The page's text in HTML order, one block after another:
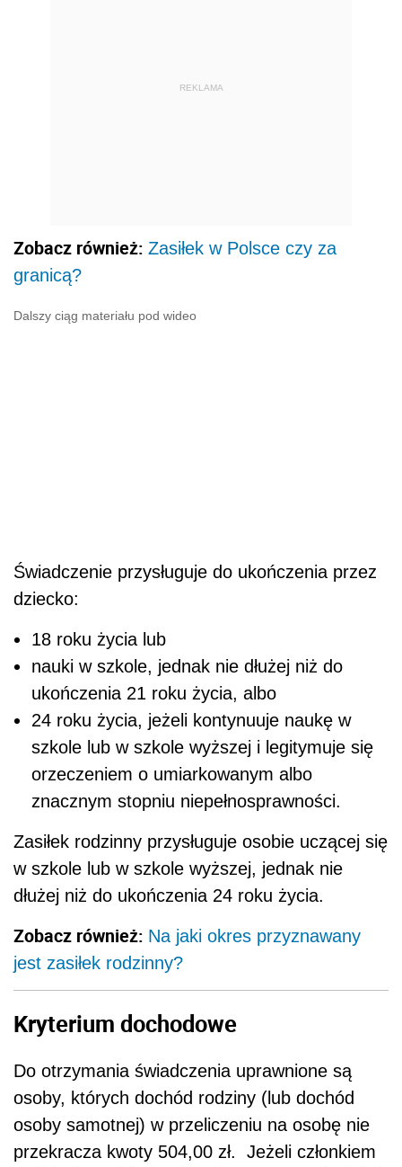
REKLAMA
Zobacz również: Zasiłek w Polsce czy za
granicą?
Dalszy ciąg materiału pod wideo
Świadczenie przysługuje do ukończenia przez
dziecko:
18 roku życia lub
nauki w szkole, jednak nie dłużej niż do
ukończenia 21 roku życia, albo
24 roku życia, jeżeli kontynuuje naukę w
szkole lub w szkole wyższej i legitymuje się
orzeczeniem o umiarkowanym albo
znacznym stopniu niepełnosprawności.
Zasiłek rodzinny przysługuje osobie uczącej się
w szkole lub w szkole wyższej, jednak nie
dłużej niż do ukończenia 24 roku życia.
Zobacz również: Na jaki okres przyznawany
jest zasiłek rodzinny?
Kryterium dochodowe
Do otrzymania świadczenia uprawnione są
osoby, których dochód rodziny (lub dochód
osoby samotnej) w przeliczeniu na osobę nie
przekracza kwoty 504,00 zł. Jeżeli członkiem